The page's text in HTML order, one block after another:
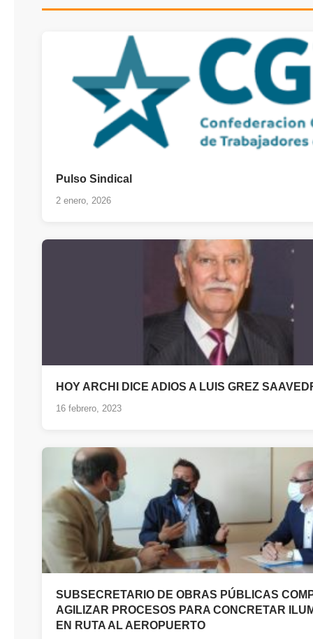
Pulso Sindical
2 enero, 2026
HOY ARCHI DICE ADIOS A LUIS GREZ
16 febrero, 2023
SUBSECRETARIO DE OBRAS PÚBLICAS
AGILIZAR PROCESOS PARA CONCRETAR
EN RUTA AL AEROPUERTO